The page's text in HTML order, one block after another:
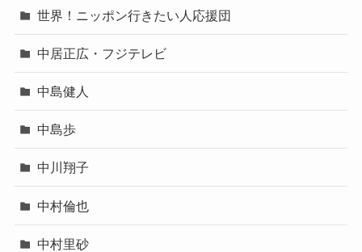
世界！ニッポン行きたい人応援団
中居正広・フジテレビ
中島健人
中島歩
中川翔子
中村倫也
中村里砂